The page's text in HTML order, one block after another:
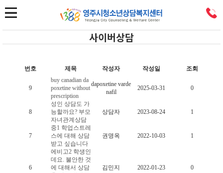
사이버상담
번호 제목 작성자 작성일 조회
9
buy canadian da
poxetine without
prescription
dapoxetine varde
nafil
2025-03-31 0
8
성인 상담도 가
능할까요? 부모
자녀관계상담
상담자 2023-08-24 1
7
중1 학업스트레
스에 대해 상담
받고 싶습니다
권명옥 2022-10-03 1
6
에비고2 학생인
데요. 불안한 것
에 대해서 상담
김민지 2022-01-23 0